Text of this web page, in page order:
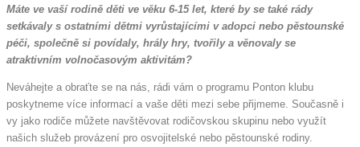
Máte ve vaší rodině děti ve věku 6-15 let, které by se také rády
setkávaly s ostatními dětmi vyrůstajícími v adopci nebo pěstounské
péči, společně si povídaly, hrály hry, tvořily a věnovaly se
atraktivním volnočasovým aktivitám?
Neváhejte a obraťte se na nás, rádi vám o programu Ponton klubu
poskytneme více informací a vaše děti mezi sebe přijmeme. Současně i
vy jako rodiče můžete navštěvovat rodičovskou skupinu nebo využít
našich služeb provázení pro osvojitelské nebo pěstounské rodiny.